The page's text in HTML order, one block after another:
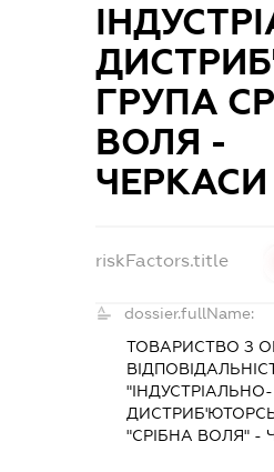
ГРУПА
ВОЛЯ -
ЧЕРКАСИ
riskFactors.title
dossier.fullName:
ТОВАРИСТВО З
"ІНДУСТРІАЛЬНО-
"СРІБНА ВОЛЯ" -